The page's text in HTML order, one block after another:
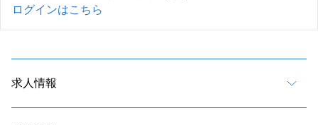
ログインはこちら
求人情報